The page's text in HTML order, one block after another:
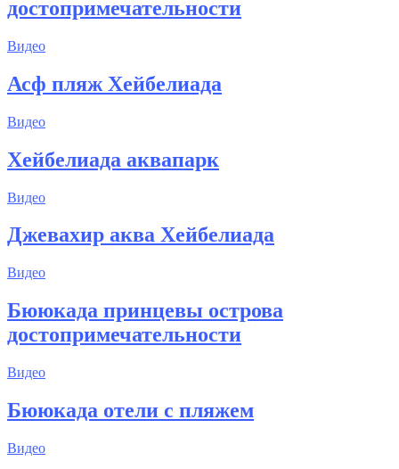
достопримечательности
Видео
Асф пляж Хейбелиада
Видео
Хейбелиада аквапарк
Видео
Джевахир аква Хейбелиада
Видео
Бююкада принцевы острова
достопримечательности
Видео
Бююкада отели с пляжем
Видео